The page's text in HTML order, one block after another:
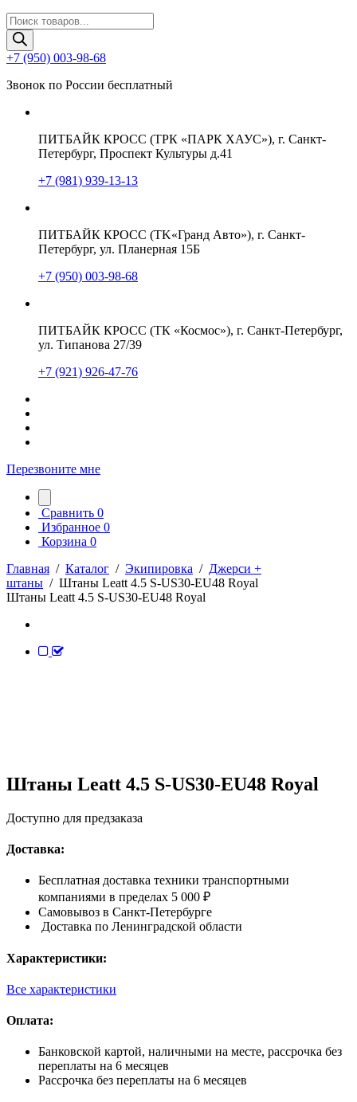
Поиск
товаров
+7 (950) 003-98-68
Звонок по России бесплатный
ПИТБАЙК КРОСС (ТРК «ПАРК ХАУС»), г. Санкт-
Петербург, Проспект Культуры д.41
+7 (981) 939-13-13
ПИТБАЙК КРОСС (TK«Гранд Авто»), г. Санкт-
Петербург, ул. Планерная 15Б
+7 (950) 003-98-68
ПИТБАЙК КРОСС (ТК «Космос»), г. Санкт-Петербург,
ул. Типанова 27/39
+7 (921) 926-47-76
Перезвоните мне
Сравнить 0
Избранное 0
Корзина 0
Главная / Каталог / Экипировка / Джерси +
штаны / Штаны Leatt 4.5 S-US30-EU48 Royal
Штаны Leatt 4.5 S-US30-EU48 Royal
Штаны Leatt 4.5 S-US30-EU48 Royal
Доступно для предзаказа
Доставка:
Бесплатная доставка техники транспортными
компаниями в пределах 5 000 ₽
Самовывоз в Санкт-Петербурге
Доставка по Ленинградской области
Характеристики:
Все характеристики
Оплата:
Банковской картой, наличными на месте, рассрочка без
переплаты на 6 месяцев
Рассрочка без переплаты на 6 месяцев